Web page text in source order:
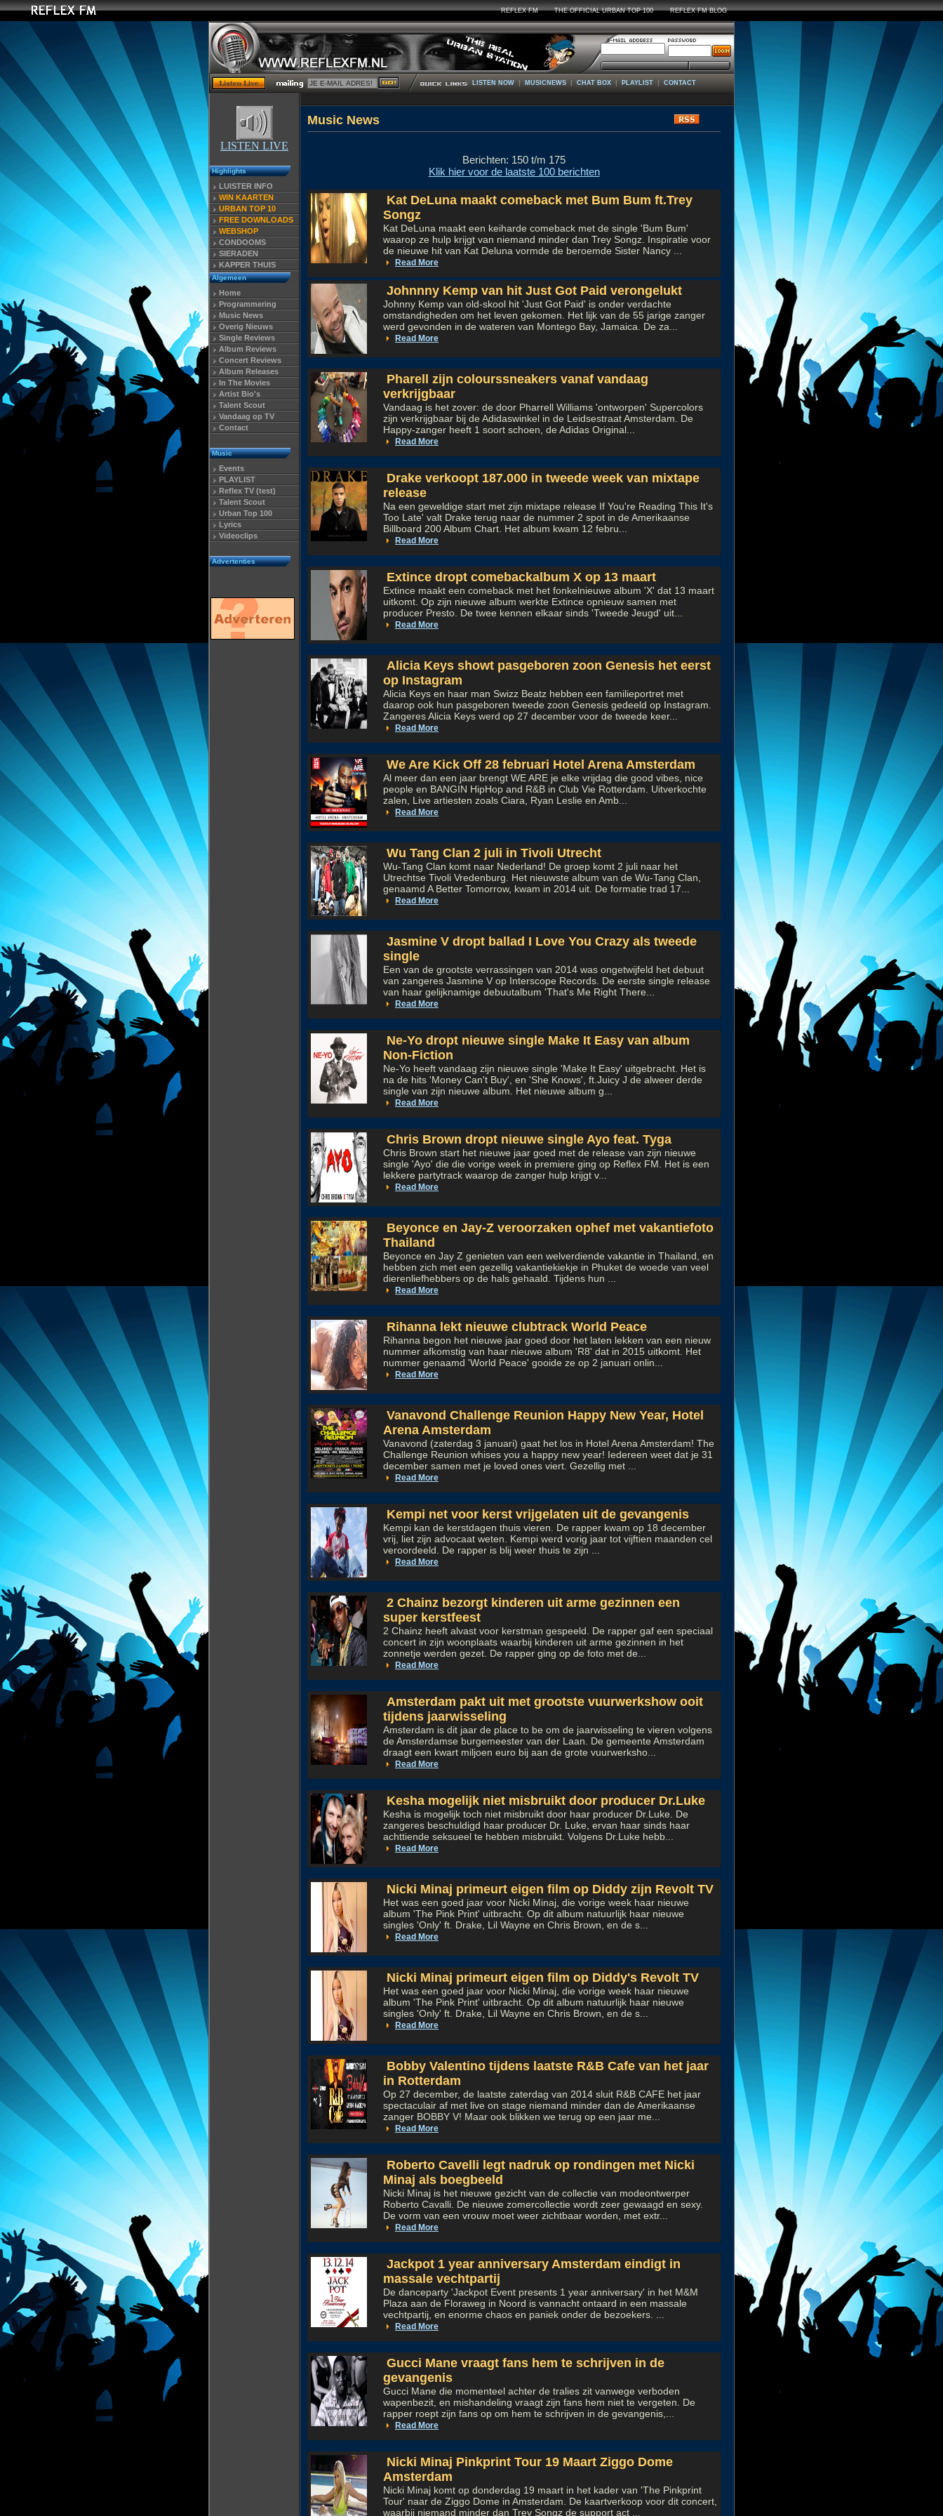
REFLEX FM THE OFFICIAL URBAN TOP 100 REFLEX FM BLOG
LISTEN NOW | MUSICNEWS | CHAT BOX | PLAYLIST | CONTACT
LISTEN LIVE
Highlights
LUISTER INFO
WIN KAARTEN
URBAN TOP 10
FREE DOWNLOADS
WEBSHOP
CONDOOMS
SIERADEN
KAPPER THUIS
Algemeen
Home
Programmering
Music News
Overig Nieuws
Single Reviews
Album Reviews
Concert Reviews
Album Releases
In The Movies
Artist Bio's
Talent Scout
Vandaag op TV
Contact
Music
Events
PLAYLIST
Reflex TV (test)
Talent Scout
Urban Top 100
Lyrics
Videoclips
Advertenties
Music News
Berichten: 150 t/m 175
Klik hier voor de laatste 100 berichten
Kat DeLuna maakt comeback met Bum Bum ft.Trey
Songz
Kat DeLuna maakt een keiharde comeback met de single 'Bum Bum'
waarop ze hulp krijgt van niemand minder dan Trey Songz. Inspiratie voor
de nieuwe hit van Kat Deluna vormde de beroemde Sister Nancy ...
Read More
Johnnny Kemp van hit Just Got Paid verongelukt
Johnny Kemp van old-skool hit 'Just Got Paid' is onder verdachte
omstandigheden om het leven gekomen. Het lijk van de 55 jarige zanger
werd gevonden in de wateren van Montego Bay, Jamaica. De za...
Read More
Pharell zijn colourssneakers vanaf vandaag
verkrijgbaar
Vandaag is het zover: de door Pharrell Williams 'ontworpen' Supercolors
zijn verkrijgbaar bij de Adidaswinkel in de Leidsestraat Amsterdam. De
Happy-zanger heeft 1 soort schoen, de Adidas Original...
Read More
Drake verkoopt 187.000 in tweede week van mixtape
release
Na een geweldige start met zijn mixtape release If You're Reading This It's
Too Late' valt Drake terug naar de nummer 2 spot in de Amerikaanse
Billboard 200 Album Chart. Het album kwam 12 febru...
Read More
Extince dropt comebackalbum X op 13 maart
Extince maakt een comeback met het fonkelnieuwe album 'X' dat 13 maart
uitkomt. Op zijn nieuwe album werkte Extince opnieuw samen met
producer Presto. De twee kennen elkaar sinds 'Tweede Jeugd' uit...
Read More
Alicia Keys showt pasgeboren zoon Genesis het eerst
op Instagram
Alicia Keys en haar man Swizz Beatz hebben een familieportret met
daarop ook hun pasgeboren tweede zoon Genesis gedeeld op Instagram.
Zangeres Alicia Keys werd op 27 december voor de tweede keer...
Read More
We Are Kick Off 28 februari Hotel Arena Amsterdam
Al meer dan een jaar brengt WE ARE je elke vrijdag die good vibes, nice
people en BANGIN HipHop and R&B in Club Vie Rotterdam. Uitverkochte
zalen, Live artiesten zoals Ciara, Ryan Leslie en Amb...
Read More
Wu Tang Clan 2 juli in Tivoli Utrecht
Wu-Tang Clan komt naar Nederland! De groep komt 2 juli naar het
Utrechtse Tivoli Vredenburg. Het nieuwste album van de Wu-Tang Clan,
genaamd A Better Tomorrow, kwam in 2014 uit. De formatie trad 17...
Read More
Jasmine V dropt ballad I Love You Crazy als tweede
single
Een van de grootste verrassingen van 2014 was ongetwijfeld het debuut
van zangeres Jasmine V op Interscope Records. De eerste single release
van haar gelijknamige debuutalbum 'That's Me Right There...
Read More
Ne-Yo dropt nieuwe single Make It Easy van album
Non-Fiction
Ne-Yo heeft vandaag zijn nieuwe single 'Make It Easy' uitgebracht. Het is
na de hits 'Money Can't Buy', en 'She Knows', ft.Juicy J de alweer derde
single van zijn nieuwe album. Het nieuwe album g...
Read More
Chris Brown dropt nieuwe single Ayo feat. Tyga
Chris Brown start het nieuwe jaar goed met de release van zijn nieuwe
single 'Ayo' die die vorige week in premiere ging op Reflex FM. Het is een
lekkere partytrack waarop de zanger hulp krijgt v...
Read More
Beyonce en Jay-Z veroorzaken ophef met vakantiefoto
Thailand
Beyonce en Jay Z genieten van een welverdiende vakantie in Thailand, en
hebben zich met een gezellig vakantiekiekje in Phuket de woede van veel
dierenliefhebbers op de hals gehaald. Tijdens hun ...
Read More
Rihanna lekt nieuwe clubtrack World Peace
Rihanna begon het nieuwe jaar goed door het laten lekken van een nieuw
nummer afkomstig van haar nieuwe album 'R8' dat in 2015 uitkomt. Het
nummer genaamd 'World Peace' gooide ze op 2 januari onlin...
Read More
Vanavond Challenge Reunion Happy New Year, Hotel
Arena Amsterdam
Vanavond (zaterdag 3 januari) gaat het los in Hotel Arena Amsterdam! The
Challenge Reunion whises you a happy new year! Iedereen weet dat je 31
december samen met je loved ones viert. Gezellig met ...
Read More
Kempi net voor kerst vrijgelaten uit de gevangenis
Kempi kan de kerstdagen thuis vieren. De rapper kwam op 18 december
vrij, liet zijn advocaat weten. Kempi werd vorig jaar tot vijftien maanden cel
veroordeeld. De rapper is blij weer thuis te zijn ...
Read More
2 Chainz bezorgt kinderen uit arme gezinnen een
super kerstfeest
2 Chainz heeft alvast voor kerstman gespeeld. De rapper gaf een speciaal
concert in zijn woonplaats waarbij kinderen uit arme gezinnen in het
zonnetje werden gezet. De rapper ging op de foto met de...
Read More
Amsterdam pakt uit met grootste vuurwerkshow ooit
tijdens jaarwisseling
Amsterdam is dit jaar de place to be om de jaarwisseling te vieren volgens
de Amsterdamse burgemeester van der Laan. De gemeente Amsterdam
draagt een kwart miljoen euro bij aan de grote vuurwerksho...
Read More
Kesha mogelijk niet misbruikt door producer Dr.Luke
Kesha is mogelijk toch niet misbruikt door haar producer Dr.Luke. De
zangeres beschuldigd haar producer Dr. Luke, ervan haar sinds haar
achttiende seksueel te hebben misbruikt. Volgens Dr.Luke hebb...
Read More
Nicki Minaj primeurt eigen film op Diddy zijn Revolt TV
Het was een goed jaar voor Nicki Minaj, die vorige week haar nieuwe
album 'The Pink Print' uitbracht. Op dit album natuurlijk haar nieuwe
singles 'Only' ft. Drake, Lil Wayne en Chris Brown, en de s...
Read More
Nicki Minaj primeurt eigen film op Diddy's Revolt TV
Het was een goed jaar voor Nicki Minaj, die vorige week haar nieuwe
album 'The Pink Print' uitbracht. Op dit album natuurlijk haar nieuwe
singles 'Only' ft. Drake, Lil Wayne en Chris Brown, en de s...
Read More
Bobby Valentino tijdens laatste R&B Cafe van het jaar
in Rotterdam
Op 27 december, de laatste zaterdag van 2014 sluit R&B CAFE het jaar
spectaculair af met live on stage niemand minder dan de Amerikaanse
zanger BOBBY V! Maar ook blikken we terug op een jaar me...
Read More
Roberto Cavelli legt nadruk op rondingen met Nicki
Minaj als boegbeeld
Nicki Minaj is het nieuwe gezicht van de collectie van modeontwerper
Roberto Cavalli. De nieuwe zomercollectie wordt zeer gewaagd en sexy.
De vorm van een vrouw moet weer zichtbaar worden, met extr...
Read More
Jackpot 1 year anniversary Amsterdam eindigt in
massale vechtpartij
De danceparty 'Jackpot Event presents 1 year anniversary' in het M&M
Plaza aan de Floraweg in Noord is vannacht ontaard in een massale
vechtpartij, en enorme chaos en paniek onder de bezoekers. ...
Read More
Gucci Mane vraagt fans hem te schrijven in de
gevangenis
Gucci Mane die momenteel achter de tralies zit vanwege verboden
wapenbezit, en mishandeling vraagt zijn fans hem niet te vergeten. De
rapper roept zijn fans op om hem te schrijven in de gevangenis,...
Read More
Nicki Minaj Pinkprint Tour 19 Maart Ziggo Dome
Amsterdam
Nicki Minaj komt op donderdag 19 maart in het kader van 'The Pinkprint
Tour' naar de Ziggo Dome in Amsterdam. De kaartverkoop voor dit concert,
waarbij niemand minder dan Trey Songz de support act ...